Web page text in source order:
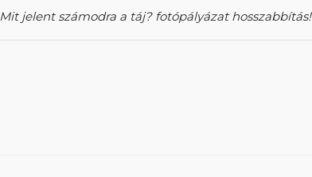
Mit jelent számodra a táj? fotópályázat hosszabbítás!